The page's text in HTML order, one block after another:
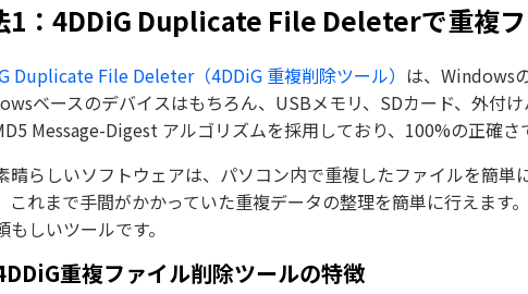
1：4DDiG Duplicate File Deleterで重複フ
Duplicate File Deleter（4DDiG 重複削除ツール） は、Windows
ベースのデバイスはもちろん、USBメモリ、SDカード、外付
Message-Digest アルゴリズムを採用しており、100%の正確さ
晴らしいソフトウェアは、パソコン内で重複したファイルを簡
これまで手間がかかっていた重複データの整理を簡単に行えま
もしいツールです。
重複ファイル削除ツールの特徴